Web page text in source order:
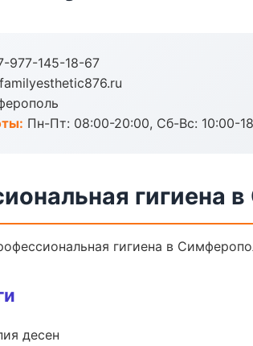
977-145-18-67
Пн-Пт: 08:00-20:00, Сб-Вс: 10:00-
гигиена
гигиена в
десен